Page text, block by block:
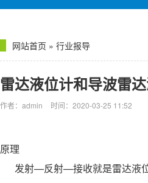
网站首页 » 行业报导
雷达液位计和导波雷
作者：admin 时间：2020-03-25 11:52
原理
发射—反射—接收就是雷达液